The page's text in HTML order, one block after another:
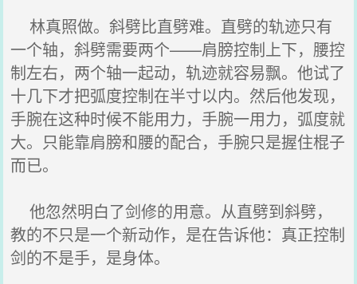
林真照做。斜劈比直劈难。直劈的轨迹只有
一个轴，斜劈需要两个——肩膀控制上下，腰控
制左右，两个轴一起动，轨迹就容易飘。他试了
十几下才把弧度控制在半寸以内。然后他发现，
手腕在这种时候不能用力，手腕一用力，弧度就
大。只能靠肩膀和腰的配合，手腕只是握住棍子
而已。
他忽然明白了剑修的用意。从直劈到斜劈，
教的不只是一个新动作，是在告诉他：真正控制
剑的不是手，是身体。